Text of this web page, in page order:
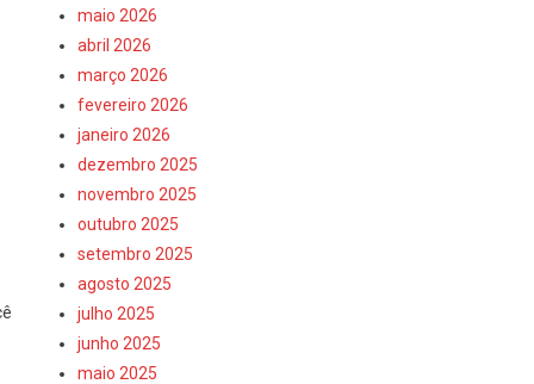
maio 2026
abril 2026
março 2026
fevereiro 2026
janeiro 2026
dezembro 2025
novembro 2025
outubro 2025
setembro 2025
agosto 2025
julho 2025
junho 2025
maio 2025